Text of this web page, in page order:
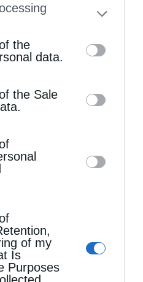
separately opt-out
on the IAB’s list
This
disclosed by us to
List of
parties.
the
data.
the Sale
of my
Is
Purposes
τον Ελληνικό Ερυθρό
εξοπλισμού για
σε όλα τα περίπτερα